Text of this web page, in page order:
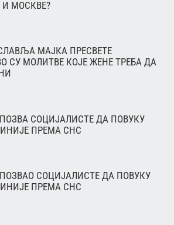
МОСКВЕ?
МАЈКА ПРЕСВЕТЕ
СУ МОЛИТВЕ КОЈЕ ЖЕНЕ ТРЕБА ДА
СОЦИЈАЛИСТЕ ДА ПОВУКУ
ПРЕМА СНС
СОЦИЈАЛИСТЕ ДА ПОВУКУ
ПРЕМА СНС